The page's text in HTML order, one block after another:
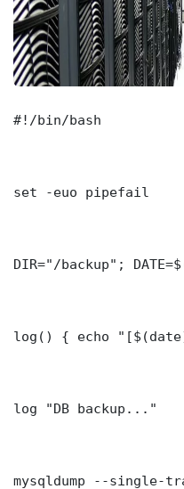
#!/bin/bash
set -euo pipefail
DIR="/backup";
log() { echo
log "DB backup..."
mysqldump --single-